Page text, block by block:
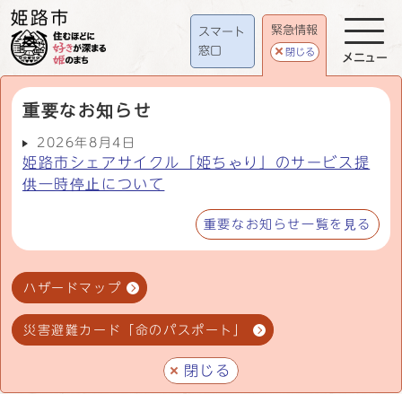
スマート
窓口
緊急情報
閉じる
重要なお知らせ
2026年8月4日
姫路市シェアサイクル「姫ちゃり」のサービス提
供一時停止について
重要なお知らせ一覧を見る
ハザードマップ
災害避難カード「命のパスポート」
閉じる
メニュー